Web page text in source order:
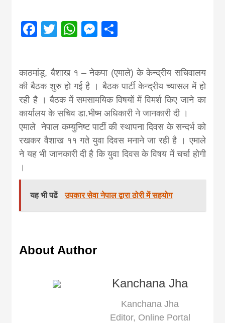
news in hindi
from
news,
khabar
Facebook
TwitterWhatsApp
Messenger
काठमांडू, बैशाख १ – नेकपा (एमाले) के केन्द्रीय सचिवालय
की बैठक शुरु हो गई है । बैठक पार्टी केन्द्रीय च्यासल में हो
रही है । बैठक में समसामयिक विषयों में विमर्श किए जाने का
कार्यालय के सचिव डा.भीष्म अधिकारी ने जानकारी दी ।
एमाले नेपाल कम्युनिष्ट पार्टी की स्थापना दिवस के सन्दर्भ को
रखकर वैशाख ११ गते युवा दिवस मनाने जा रही है । एमाले
ने यह भी जानकारी दी है कि युवा दिवस के विषय में चर्चा होगी
।
यह भी पढें उपकार सेवा नेपाल द्वारा ठोरी में सहयोग
About Author
Kanchana Jha
Kanchana Jha
Editor, Online Portal